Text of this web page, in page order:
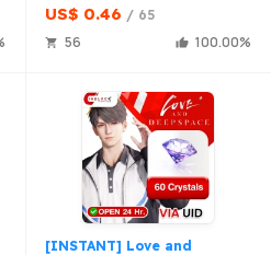
US$ 0.46 65
56 100.00
[INSTANT] Love and